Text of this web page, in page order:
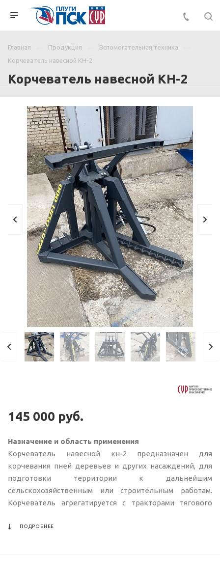
Главная Продукция
Вспомогательная техника
Корчеватель навесной КН-2
Корчеватель навесной КН-2
145 000 руб.
Назначение и область применения
Корчеватель навесной кн-2 предназначен для
корчевания пней деревьев и других насаждений, для
подготовки территории к дальнейшим
сельскохозяйственным или строительным работам.
Корчеватель агрегатируется с тракторами тягового
ПОДРОБНЕЕ